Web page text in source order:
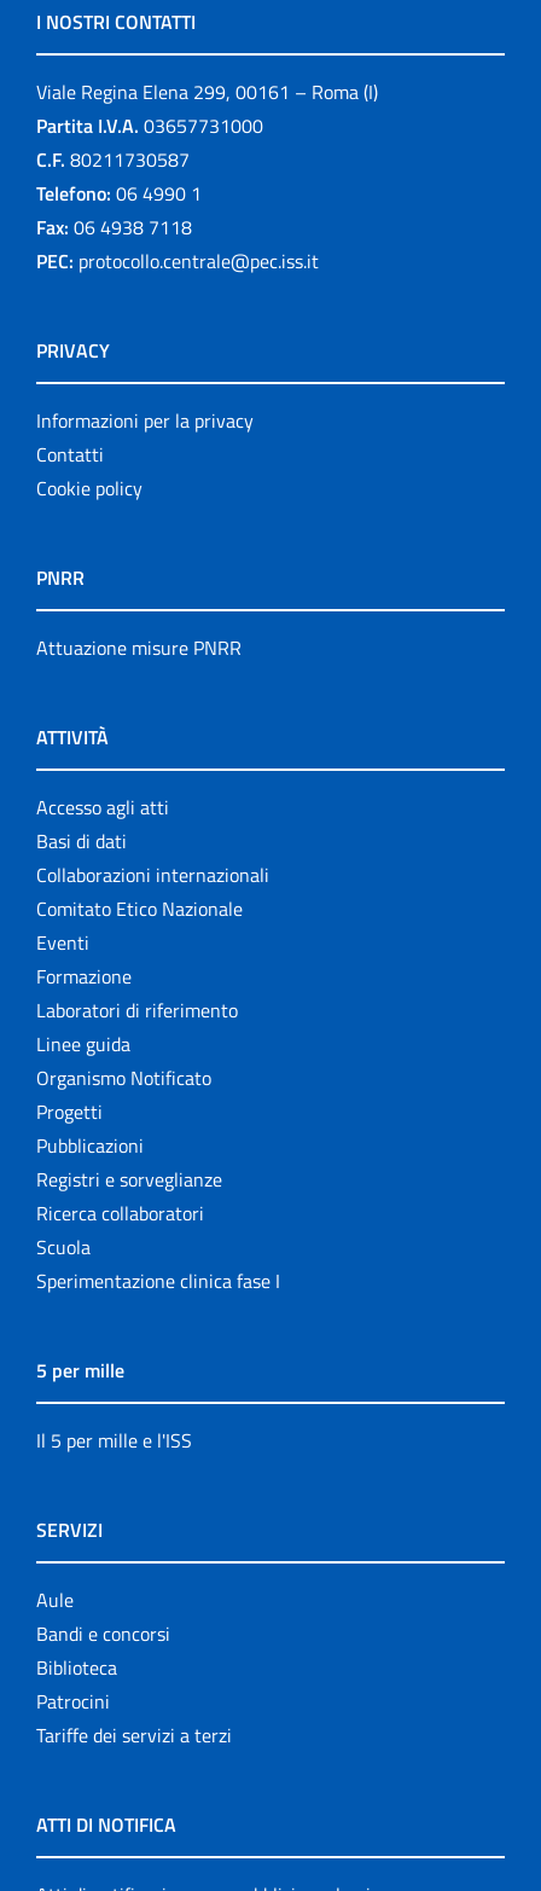
I NOSTRI CONTATTI
Viale Regina Elena 299, 00161 – Roma (I)
Partita I.V.A. 03657731000
C.F. 80211730587
Telefono: 06 4990 1
Fax: 06 4938 7118
PEC: protocollo.centrale@pec.iss.it
PRIVACY
Informazioni per la privacy
Contatti
Cookie policy
PNRR
Attuazione misure PNRR
ATTIVITÀ
Accesso agli atti
Basi di dati
Collaborazioni internazionali
Comitato Etico Nazionale
Eventi
Formazione
Laboratori di riferimento
Linee guida
Organismo Notificato
Progetti
Pubblicazioni
Registri e sorveglianze
Ricerca collaboratori
Scuola
Sperimentazione clinica fase I
5 per mille
Il 5 per mille e l'ISS
SERVIZI
Aule
Bandi e concorsi
Biblioteca
Patrocini
Tariffe dei servizi a terzi
ATTI DI NOTIFICA